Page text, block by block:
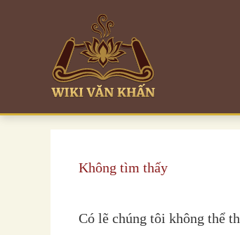
Không tìm thấy
Có lẽ chúng tôi không thể